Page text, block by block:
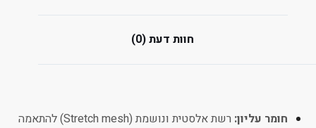
חוות דעת (0)
חומר עליון:
רשת אלסטית ונושמת (Stretch mesh) להתאמה